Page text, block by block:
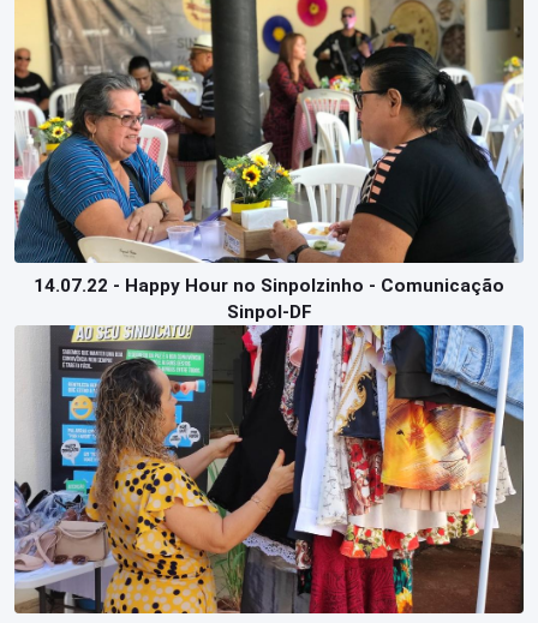
14.07.22 - Happy Hour no Sinpolzinho - Comunicação
Sinpol-DF